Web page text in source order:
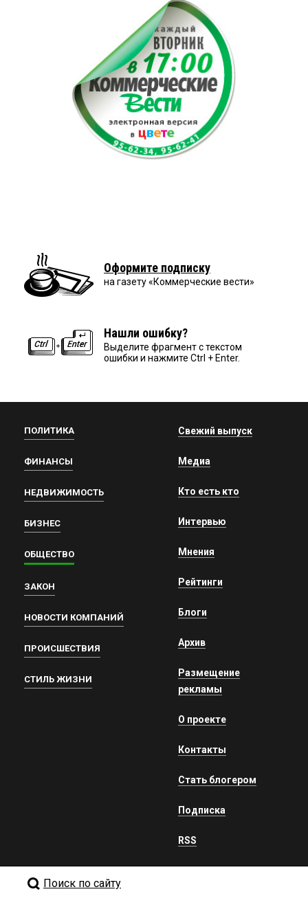
Оформите подписку
на газету «Коммерческие вести»
Нашли ошибку?
Выделите фрагмент с текстом
ошибки и нажмите Ctrl + Enter.
ПОЛИТИКА
ФИНАНСЫ
НЕДВИЖИМОСТЬ
БИЗНЕС
ОБЩЕСТВО
ЗАКОН
НОВОСТИ КОМПАНИЙ
ПРОИСШЕСТВИЯ
СТИЛЬ ЖИЗНИ
Свежий выпуск
Медиа
Кто есть кто
Интервью
Мнения
Рейтинги
Блоги
Архив
Размещение
рекламы
О проекте
Контакты
Стать блогером
Подписка
RSS
Поиск по сайту